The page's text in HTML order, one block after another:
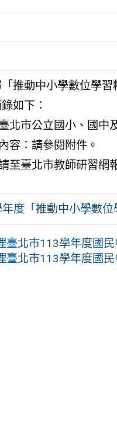
推動中小學數位學習
如下：
北市公立國小、國中
容：請參閱附件。
至臺北市教師研習網
度「推動中小學數
臺北市113學年度國
臺北市113學年度國